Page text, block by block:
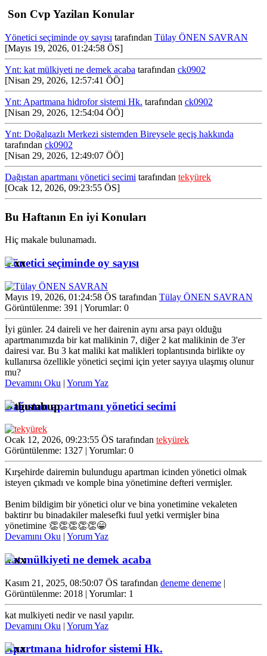
Son Cvp Yazilan Konular
Yönetici seçiminde oy sayısı tarafından Tülay ÖNEN SAVRAN
[Mayıs 19, 2026, 01:24:58 ÖS]
Ynt: kat mülkiyeti ne demek acaba tarafından ck0902
[Nisan 29, 2026, 12:57:41 ÖÖ]
Ynt: Apartmana hidrofor sistemi Hk. tarafından ck0902
[Nisan 29, 2026, 12:54:04 ÖÖ]
Ynt: Doğalgazlı Merkezi sistemden Bireysele geçiş hakkında
tarafından ck0902
[Nisan 29, 2026, 12:49:07 ÖÖ]
Dağıstan apartmanı yönetici secimi tarafından tekyürek
[Ocak 12, 2026, 09:23:55 ÖS]
Bu Haftanın En iyi Konuları
Hiç makale bulunamadı.
Yönetici seçiminde oy sayısı
Mayıs 19, 2026, 01:24:58 ÖS tarafından Tülay ÖNEN SAVRAN
Görüntülenme: 391 | Yorumlar: 0
İyi günler. 24 daireli ve her dairenin aynı arsa payı olduğu
apartmanımızda bir kat malikinin 7, diğer 2 kat malikinin de 3'er
dairesi var. Bu 3 kat maliki kat malikleri toplantısında birlikte oy
kullanırsa özellikle yönetici seçimi için yeter sayıya ulaşmış olunur
mu?
Devamını Oku | Yorum Yaz
Dağıstan apartmanı yönetici secimi
Ocak 12, 2026, 09:23:55 ÖS tarafından tekyürek
Görüntülenme: 1327 | Yorumlar: 0
Kırşehirde dairemin bulundugu apartman icinden yönetici olmak
isteyen çıkmadı ve komple bina yönetimine defteri vermişler.
Benim bildigim bir yönetici olur ve bina yonetimine vekaleten
baktirır bu binadakiler malesefki fuul yetki vermişler bina
yönetimine 👏👏👏👏👏😁
Devamını Oku | Yorum Yaz
kat mülkiyeti ne demek acaba
Kasım 21, 2025, 08:50:07 ÖS tarafından deneme deneme |
Görüntülenme: 2018 | Yorumlar: 1
kat mulkiyeti nedir ve nasıl yapılır.
Devamını Oku | Yorum Yaz
Apartmana hidrofor sistemi Hk.